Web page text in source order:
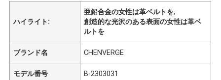
ハイライト:
亜鉛合金の女性は革ベルトを,
創造的な光沢のある表面の女性は革ベ
ルトを
ブランド名 CHENVERGE
モデル番号 B-2303031